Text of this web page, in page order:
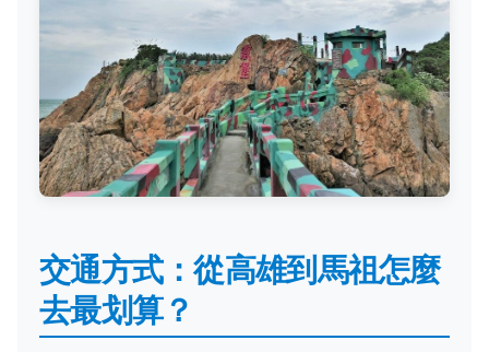
交通方式：從高雄到馬祖怎麼
去最划算？